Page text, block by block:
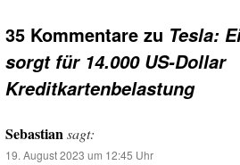
35 Kommentare zu Tesla:
sorgt für 14.000 US-Dollar
Kreditkartenbelastung
Sebastiansagt:
19. August 2023 um 12:45 Uhr